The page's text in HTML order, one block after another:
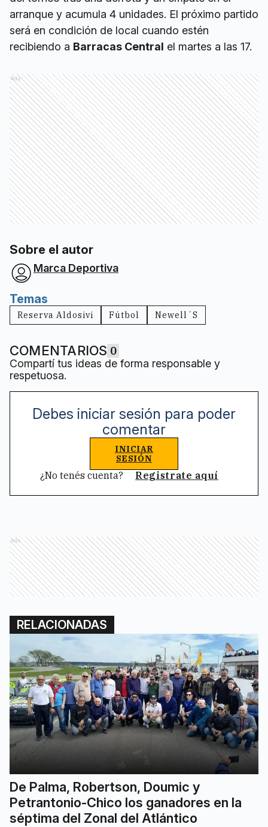
arranque y acumula 4 unidades. El próximo partido
será en condición de local cuando estén
recibiendo a Barracas Central el martes a las 17.
Ads
Sobre el autor
Marca Deportiva
Temas
Reserva Aldosivi Fútbol Newell´s
COMENTARIOS 0
Compartí tus ideas de forma responsable y
respetuosa.
Debes iniciar sesión para poder
comentar
INICIAR
SESIÓN
¿No tenés cuenta? Registrate aquí
Ads
RELACIONADAS
De Palma, Robertson, Doumic y
Petrantonio-Chico los ganadores en la
séptima del Zonal del Atlántico